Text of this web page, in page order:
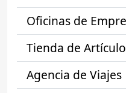
Oficinas de
Tienda de
Agencia de Viajes